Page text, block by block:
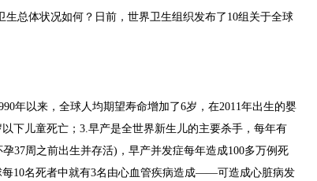
生总体状况如何？日前，世界卫生组织发布了10组关于全球
年以来，全球人均期望寿命增加了6岁，在2011年出生的婴
下儿童死亡；3.早产是全世界新生儿的主要杀手，每年有
37周之前出生并存活)，早产并发症每年造成100多万例死
10名死者中就有3名由心血管疾病造成——可造成心脏病发